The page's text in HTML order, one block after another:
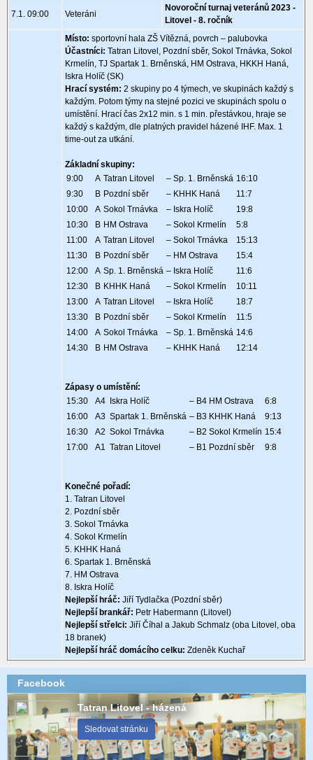
7.1. 09:00 Veteráni
Novoroční turnaj veteránů 2023 -
Litovel - 8. ročník
Místo: sportovní hala ZŠ Vítězná, povrch – palubovka
Účastníci: Tatran Litovel, Pozdní sběr, Sokol Trnávka, Sokol
Krmelín, TJ Spartak 1. Brněnská, HM Ostrava, HKKH Haná,
Iskra Holíč (SK)
Hrací systém: 2 skupiny po 4 týmech, ve skupinách každý s
každým. Potom týmy na stejné pozici ve skupinách spolu o
umístění. Hrací čas 2x12 min. s 1 min. přestávkou, hraje se
každý s každým, dle platných pravidel házené IHF. Max. 1
time-out za utkání.
Základní skupiny:
9:00
A Tatran Litovel – Sp. 1. Brněnská 16:10
9:30
B Pozdní sběr – KHHK Haná
11:7
10:00
A Sokol Trnávka – Iskra Holíč
19:8
10:30
B HM Ostrava – Sokol Krmelín
5:8
11:00
A Tatran Litovel – Sokol Trnávka
15:13
11:30
B Pozdní sběr – HM Ostrava
15:4
12:00
A Sp. 1. Brněnská – Iskra Holíč
11:6
12:30
B KHHK Haná – Sokol Krmelín
10:11
13:00
A Tatran Litovel – Iskra Holíč
18:7
13:30
B Pozdní sběr – Sokol Krmelín
11:5
14:00
A Sokol Trnávka – Sp. 1. Brněnská 14:6
14:30
B HM Ostrava – KHHK Haná 12:14
Zápasy o umístění:
15:30
A4 Iskra Holíč – B4 HM Ostrava
6:8
16:00
A3 Spartak 1. Brněnská – B3 KHHK Haná
9:13
16:30
A2 Sokol Trnávka – B2 Sokol Krmelín 15:4
17:00
A1 Tatran Litovel – B1 Pozdní sběr 9:8
Konečné pořadí:
1. Tatran Litovel
2. Pozdní sběr
3. Sokol Trnávka
4. Sokol Krmelín
5. KHHK Haná
6. Spartak 1. Brněnská
7. HM Ostrava
8. Iskra Holíč
Nejlepší hráč: Jiří Tydlačka (Pozdní sběr)
Nejlepší brankář: Petr Habermann (Litovel)
Nejlepší střelci: Jiří Číhal a Jakub Schmalz (oba Litovel, oba
18 branek)
Nejlepší hráč domácího celku: Zdeněk Kuchař
Facebook
Tatran Litovel - házená
Sledovat stránku